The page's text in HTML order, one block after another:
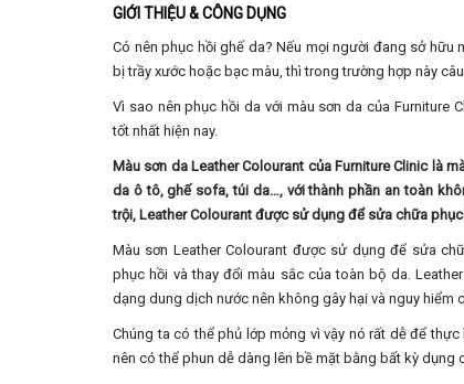
GIỚI THIỆU & CÔNG DỤNG
Có nên phục hồi ghế da? Nếu mọi người đang sở
bị trầy xước hoặc bạc màu, thì trong trường hợp này
Vì sao nên phục hồi da với màu sơn da của Furniture
tốt nhất hiện nay.
Màu sơn da Leather Colourant của Furniture Clinic là
da ô tô, ghế sofa, túi da…, với thành phần an toàn
trội, Leather Colourant được sử dụng để sửa chữa
Màu sơn Leather Colourant được sử dụng để sửa
phục hồi và thay đổi màu sắc của toàn bộ da.
dạng dung dịch nước nên không gây hại và nguy hiểm
Chúng ta có thể phủ lớp mỏng vì vậy nó rất dễ để
nên có thể phun dễ dàng lên bề mặt bằng bất kỳ dụng